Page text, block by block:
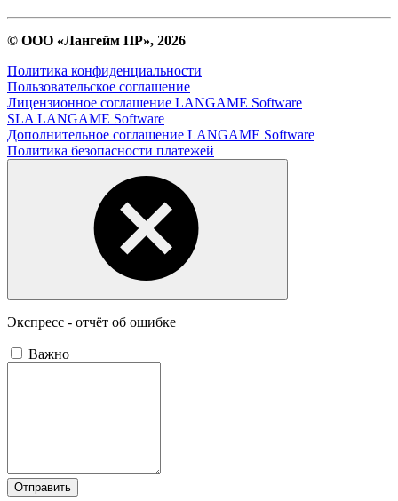
© ООО «Лангейм ПР», 2026
Политика конфиденциальности
Пользовательское соглашение
Лицензионное соглашение LANGAME Software
SLA LANGAME Software
Дополнительное соглашение LANGAME Software
Политика безопасности платежей
Экспресс - отчёт об ошибке
Важно
Отправить